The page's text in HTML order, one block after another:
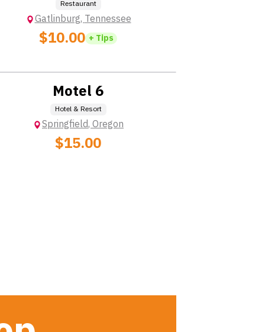
Restaurant
Gatlinburg,Tennessee
$10.00 + Tips
Motel 6
Hotel & Resort
Springfield,Oregon
$15.00